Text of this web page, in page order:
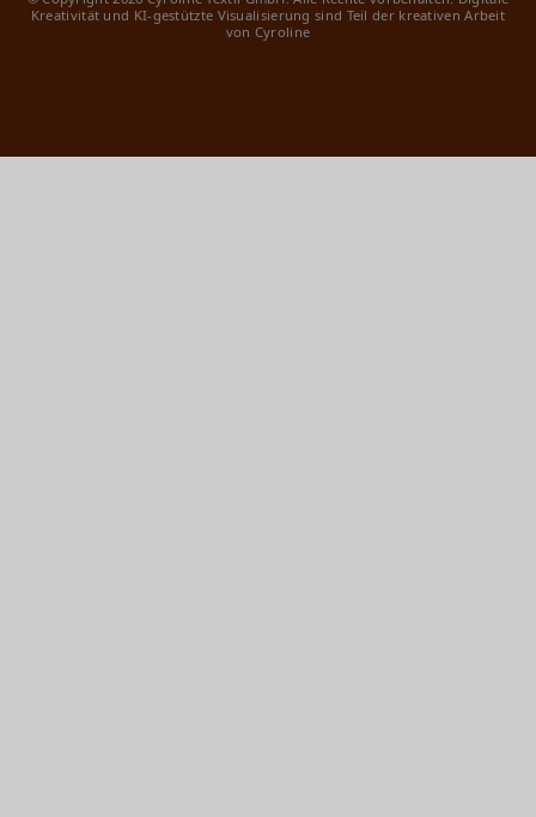
Kreativität und KI-gestützte Visualisierung sind Teil der kreativen Arbeit
von Cyroline